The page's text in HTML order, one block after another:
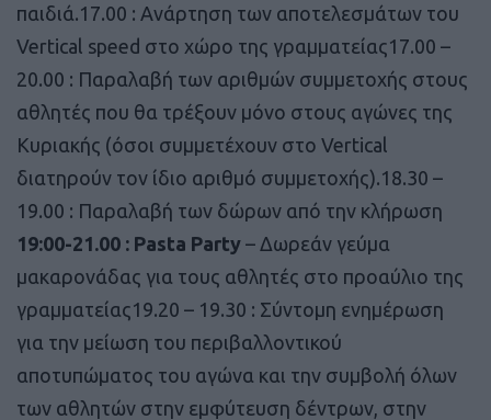
παιδιά.17.00 : Ανάρτηση των αποτελεσμάτων του
Vertical speed στο χώρο της γραμματείας17.00 –
20.00 : Παραλαβή των αριθμών συμμετοχής στους
αθλητές που θα τρέξουν μόνο στους αγώνες της
Κυριακής (όσοι συμμετέχουν στο Vertical
διατηρούν τον ίδιο αριθμό συμμετοχής).18.30 –
19.00 : Παραλαβή των δώρων από την κλήρωση
19:00-21.00 : Pasta Party – Δωρεάν γεύμα
μακαρονάδας για τους αθλητές στο προαύλιο της
γραμματείας19.20 – 19.30 : Σύντομη ενημέρωση
για την μείωση του περιβαλλοντικού
αποτυπώματος του αγώνα και την συμβολή όλων
των αθλητών στην εμφύτευση δέντρων, στην